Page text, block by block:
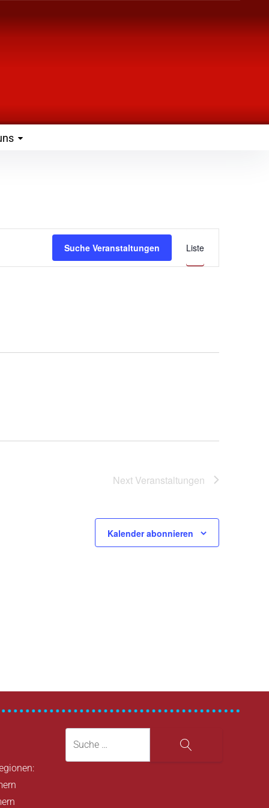
Suche Veranstaltungen Liste
Next Veranstaltungen
Kalender abonnieren
Suche
Suche